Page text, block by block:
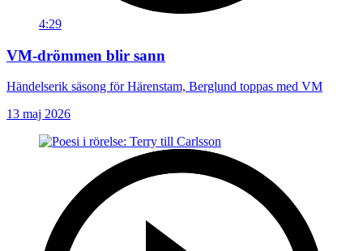
4:29
VM-drömmen blir sann
Händelserik säsong för Härenstam, Berglund toppas med VM
13 maj 2026